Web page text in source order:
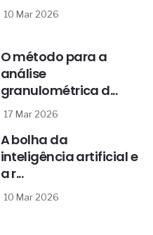
10 Mar 2026
O método para a
análise
granulométrica d...
17 Mar 2026
A bolha da
inteligência artificial e
a r...
10 Mar 2026